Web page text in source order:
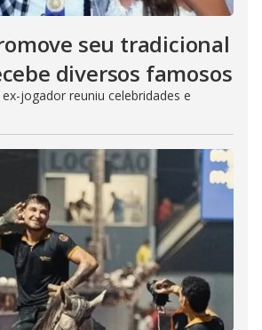
seu tradicional
diversos famosos
jogador reuniu celebridades e